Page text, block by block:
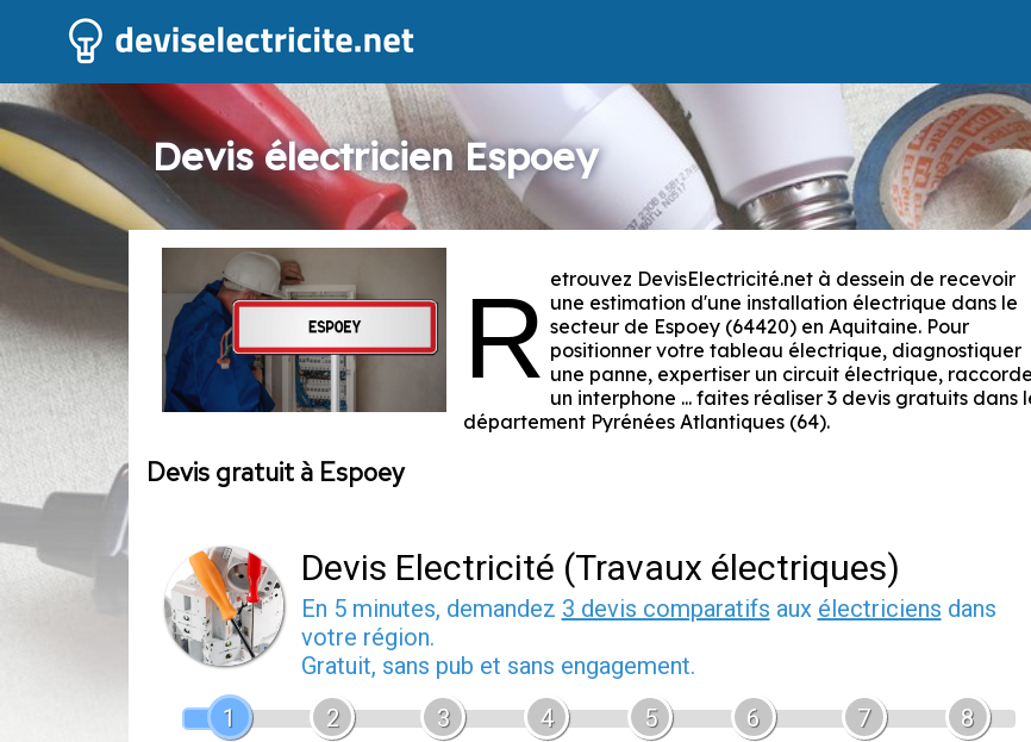
Devis électricien Espoey
R etrouvez DevisElectricité.net à dessein de recevoir
une estimation d'une installation électrique dans le
secteur de Espoey (64420) en Aquitaine. Pour
positionner votre tableau électrique, diagnostiquer
une panne, expertiser un circuit électrique,
un interphone ... faites réaliser 3 devis gratuits dans
département Pyrénées Atlantiques (64).
Devis gratuit à Espoey
Devis Electricité (Travaux électriques)
En 5 minutes, demandez 3 devis comparatifs aux électriciens dans
votre région.
Gratuit, sans pub et sans engagement.
1
2 3 4 5 6 7 8